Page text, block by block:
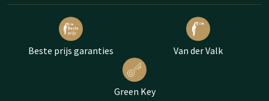
Beste prijs garanties Van der Valk
Green Key